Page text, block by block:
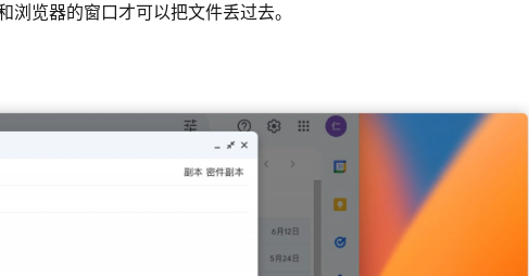
览器的窗口才可以把文件丢过去。